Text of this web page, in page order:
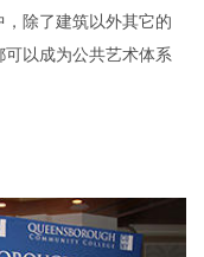
除了建筑以外其它的
以成为公共艺术体系